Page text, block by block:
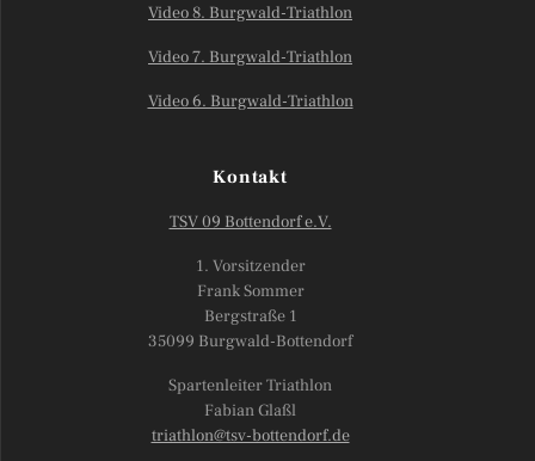
Video 8. Burgwald-Triathlon
Video 7. Burgwald-Triathlon
Video 6. Burgwald-Triathlon
Kontakt
TSV 09 Bottendorf e.V.
1. Vorsitzender
Frank Sommer
Bergstraße 1
35099 Burgwald-Bottendorf
Spartenleiter Triathlon
Fabian Glaßl
triathlon@tsv-bottendorf.de